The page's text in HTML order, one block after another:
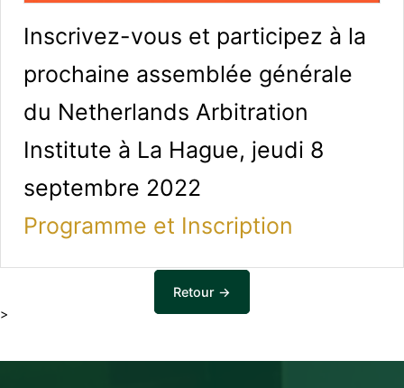
Inscrivez-vous et participez à la
prochaine assemblée générale
du Netherlands Arbitration
Institute à La Hague, jeudi 8
septembre 2022
Programme et Inscription
Retour →
>